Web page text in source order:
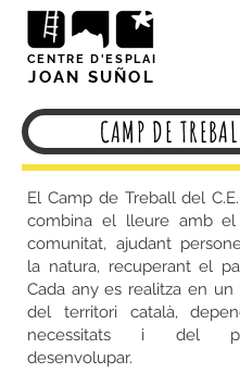
CENTRE D'ESPLAI
JOAN SUÑOL
CAMP DE
El Camp de Treball del
combina el lleure amb
comunitat, ajudant
la natura, recuperant el
Cada any es realitza en
del territori català,
necessitats i del
desenvolupar.